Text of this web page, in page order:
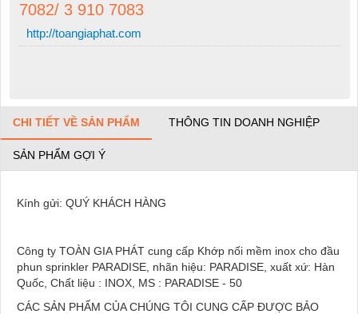
7082/ 3 910 7083
http://toangiaphat.com
CHI TIẾT VỀ SẢN PHẨM THÔNG TIN DOANH NGHIỆP
SẢN PHẨM GỢI Ý
Kính gửi: QUÝ KHÁCH HÀNG
Công ty TOÀN GIA PHÁT cung cấp Khớp nối mềm inox cho đầu
phun sprinkler PARADISE, nhãn hiệu: PARADISE, xuất xứ: Hàn
Quốc, Chất liệu : INOX, MS : PARADISE - 50
CÁC SẢN PHẨM CỦA CHÚNG TÔI CUNG CẤP ĐƯỢC BẢO